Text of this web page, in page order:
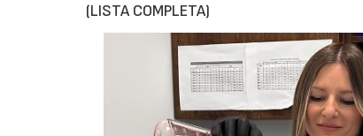
(LISTA COMPLETA)